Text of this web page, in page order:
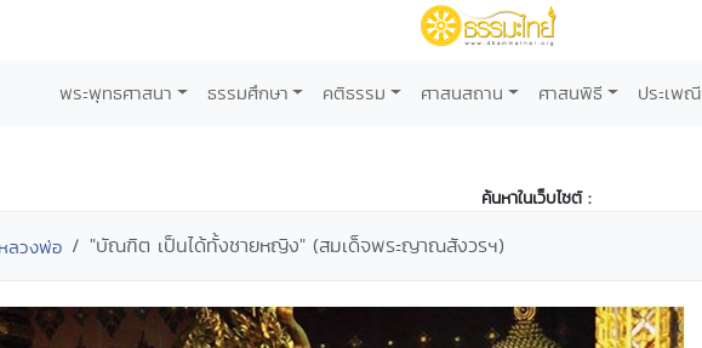
พระพุทธศาสนา ธรรมศึกษา คติธรรม ศาสนสถาน ศาสนพิธี ประเพณี
ค้นหาในเว็บไซต์ :
ลวงพ่อ "บัณฑิต เป็นได้ทั้งชายหญิง" (สมเด็จพระญาณสังวรฯ)